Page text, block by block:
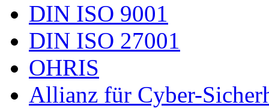
DIN ISO 9001
DIN ISO 27001
OHRIS
Allianz für Cyber-